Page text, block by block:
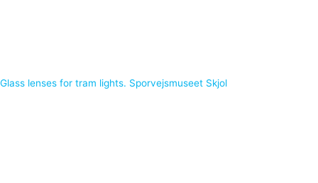
Glass lenses for tram lights. Sporvejsmuseet Skjol